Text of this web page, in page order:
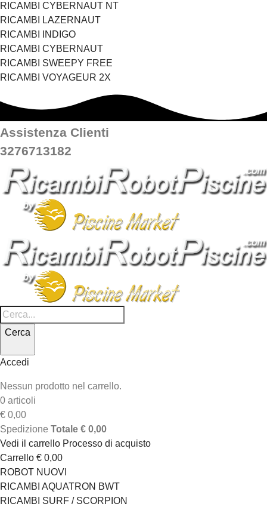
RICAMBI CYBERNAUT NT
RICAMBI LAZERNAUT
RICAMBI INDIGO
RICAMBI CYBERNAUT
RICAMBI SWEEPY FREE
RICAMBI VOYAGEUR 2X
Assistenza Clienti
3276713182
Cerca
Accedi
Nessun prodotto nel carrello.
0 articoli
€ 0,00
Spedizione Totale € 0,00
Vedi il carrello Processo di acquisto
Carrello € 0,00
ROBOT NUOVI
RICAMBI AQUATRON BWT
RICAMBI SURF / SCORPION